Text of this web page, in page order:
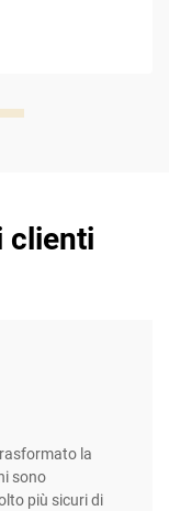
illuminazione
clienti
la
sono
più sicuri di